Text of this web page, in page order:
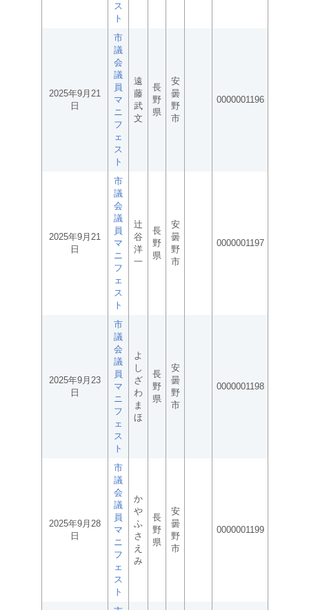
ス
ト
2025年9月21
日
市
議
会
議
員
マ
ニ
フ
ェ
ス
ト
遠
藤
武
文
長
野
県
安
曇
野
市
0000001196
2025年9月21
日
市
議
会
議
員
マ
ニ
フ
ェ
ス
ト
辻
谷
洋
一
長
野
県
安
曇
野
市
0000001197
2025年9月23
日
市
議
会
議
員
マ
ニ
フ
ェ
ス
ト
よ
し
ざ
わ
ま
ほ
長
野
県
安
曇
野
市
0000001198
2025年9月28
日
市
議
会
議
員
マ
ニ
フ
ェ
ス
ト
か
や
ふ
さ
え
み
長
野
県
安
曇
野
市
0000001199